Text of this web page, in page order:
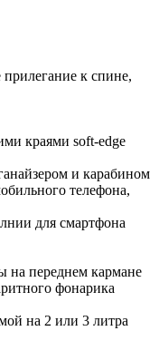
прилегание к спине,
краями soft-edge
и карабином
телефона,
для смартфона
на переднем кармане
фонарика
на 2 или 3 литра